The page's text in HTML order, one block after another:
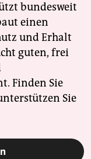
bundesweit
einen
und Erhalt
guten, frei
Finden Sie
Sie